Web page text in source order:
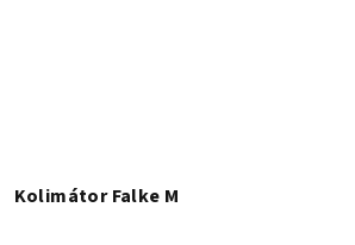
Kolimátor Falke M